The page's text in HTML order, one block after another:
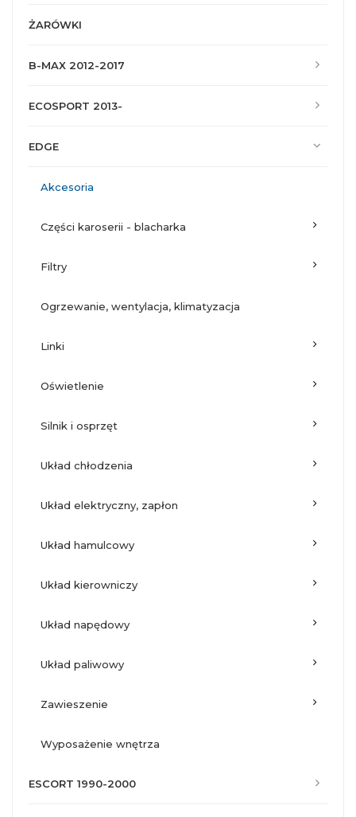
ŻARÓWKI
B-MAX 2012-2017
ECOSPORT 2013-
EDGE
akcesoria
części karoserii - blacharka
filtry
ogrzewanie, wentylacja, klimatyzacja
linki
oświetlenie
silnik i osprzęt
układ chłodzenia
układ elektryczny, zapłon
układ hamulcowy
układ kierowniczy
układ napędowy
układ paliwowy
zawieszenie
wyposażenie wnętrza
ESCORT 1990-2000